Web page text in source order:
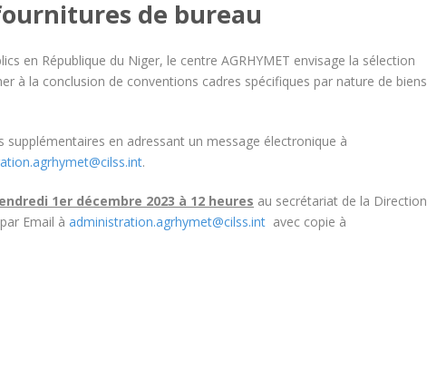
de bureau
en République du Niger, le centre AGRHYMET envisage la sélection
à la conclusion de conventions cadres spécifiques par nature de biens
en adressant un message électronique à
.
1er décembre 2023 à 12 heures au secrétariat de la Direction
Email à administration.agrhymet@cilss.int avec copie à